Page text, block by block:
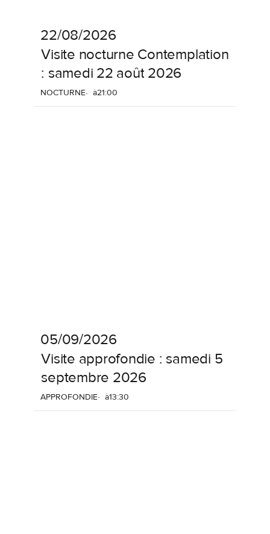
22/08/2026
Visite nocturne Contemplation
: samedi 22 août 2026
NOCTURNE à21:00
05/09/2026
Visite approfondie : samedi 5
septembre 2026
APPROFONDIE à13:30